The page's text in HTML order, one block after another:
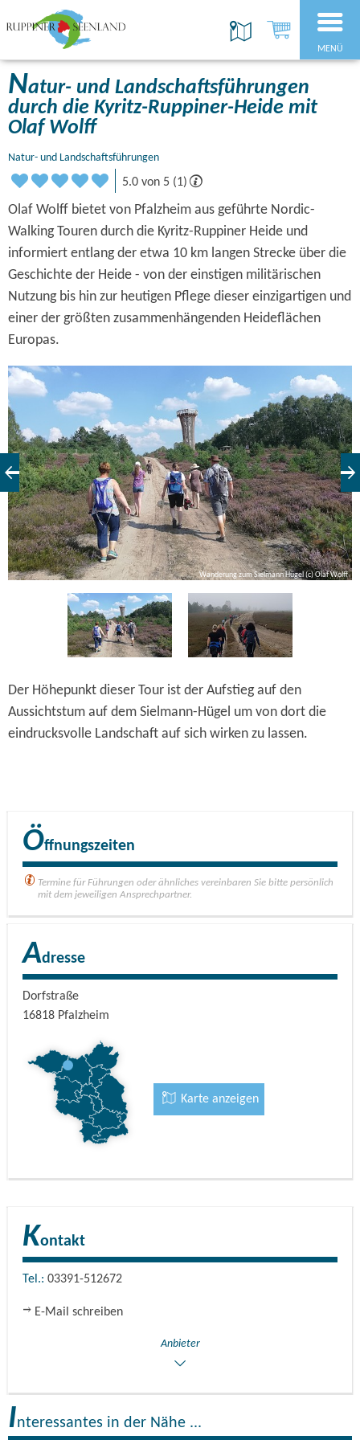
MENÜ
Natur- und Landschaftsführungen
durch die Kyritz-Ruppiner-Heide mit
Olaf Wolff
Natur- und Landschaftsführungen
5.0 von 5 (1)
Olaf Wolff bietet von Pfalzheim aus geführte Nordic-
Walking Touren durch die Kyritz-Ruppiner Heide und
informiert entlang der etwa 10 km langen Strecke über die
Geschichte der Heide - von der einstigen militärischen
Nutzung bis hin zur heutigen Pflege dieser einzigartigen und
einer der größten zusammenhängenden Heideflächen
Europas.
Wanderung zum Sielmann Hügel (c) Olaf Wolff
Der Höhepunkt dieser Tour ist der Aufstieg auf den
Aussichtstum auf dem Sielmann-Hügel um von dort die
eindrucksvolle Landschaft auf sich wirken zu lassen.
Öffnungszeiten
Termine für Führungen oder ähnliches vereinbaren Sie bitte persönlich
mit dem jeweiligen Ansprechpartner.
Adresse
Dorfstraße
16818 Pfalzheim
Karte anzeigen
Kontakt
Tel.: 03391-512672
E-Mail schreiben
Anbieter
Interessantes in der Nähe ...